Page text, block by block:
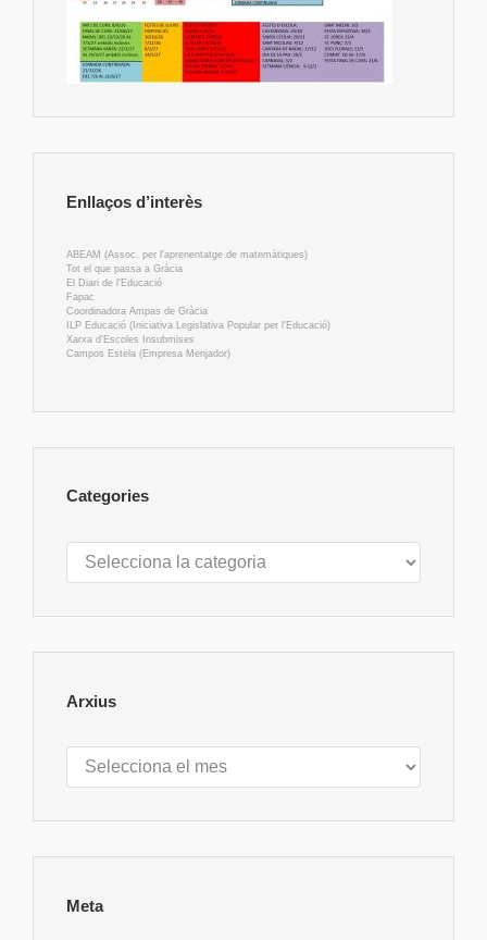
Enllaços d’interès
ABEAM (Assoc. per l'aprenentatge de matemàtiques)
Tot el que passa a Gràcia
El Diari de l'Educació
Fapac
Coordinadora Ampas de Gràcia
ILP Educació (Iniciativa Legislativa Popular per l'Educació)
Xarxa d'Escoles Insubmises
Campos Estela (Empresa Menjador)
Categories
Categories
Arxius
Arxius
Meta